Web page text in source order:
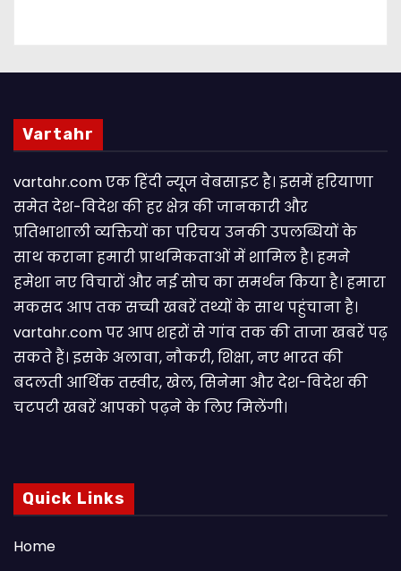
Vartahr
vartahr.com एक हिंदी न्यूज वेबसाइट है। इसमें हरियाणा
समेत देश-विदेश की हर क्षेत्र की जानकारी और
प्रतिभाशाली व्यक्तियों का परिचय उनकी उपलब्धियों के
साथ कराना हमारी प्राथमिकताओं में शामिल है। हमने
हमेशा नए विचारों और नई सोच का समर्थन किया है। हमारा
मकसद आप तक सच्ची खबरें तथ्यों के साथ पहुंचाना है।
vartahr.com पर आप शहरों से गांव तक की ताजा खबरें पढ़
सकते हैं। इसके अलावा, नौकरी, शिक्षा, नए भारत की
बदलती आर्थिक तस्वीर, खेल, सिनेमा और देश-विदेश की
चटपटी खबरें आपकाे पढ़ने के लिए मिलेंगी।
Quick Links
Home